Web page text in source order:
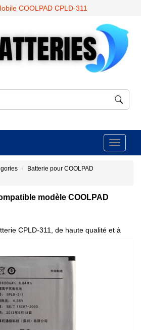
COOLPAD CPLD-311
Toggle
Batterie pour COOLPAD
modèle COOLPAD
CPLD-311, de haute qualité et à